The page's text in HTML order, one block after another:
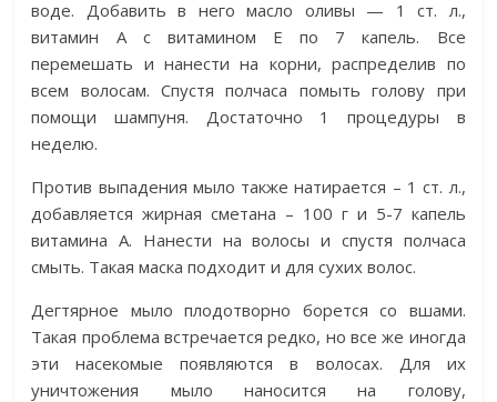
воде. Добавить в него масло оливы — 1 ст. л.,
витамин А с витамином Е по 7 капель. Все
перемешать и нанести на корни, распределив по
всем волосам. Спустя полчаса помыть голову при
помощи шампуня. Достаточно 1 процедуры в
неделю.
Против выпадения мыло также натирается – 1 ст. л.,
добавляется жирная сметана – 100 г и 5-7 капель
витамина А. Нанести на волосы и спустя полчаса
смыть. Такая маска подходит и для сухих волос.
Дегтярное мыло плодотворно борется со вшами.
Такая проблема встречается редко, но все же иногда
эти насекомые появляются в волосах. Для их
уничтожения мыло наносится на голову,